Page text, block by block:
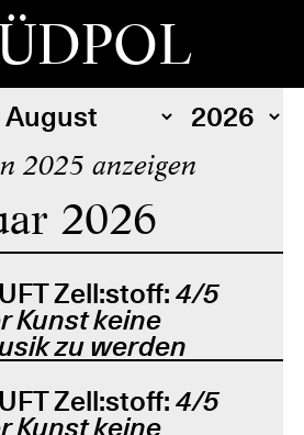
2025 anzeigen
2026
Zell:stoff: 4/5
Kunst keine
zu werden
Zell:stoff: 4/5
Kunst keine